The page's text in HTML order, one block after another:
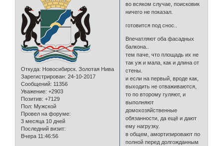
Откуда: Новосибирск. Золотая Нива
Зарегистрирован: 24-10-2017
Сообщений: 11356
Уважение: +2903
Позитив: +7129
Пол: Мужской
Провел на форуме:
3 месяца 10 дней
Последний визит:
Вчера 11:46:56
во всяком случае, поисковик
ничего не показал.
готовится под снос..
Впечатляют оба фасадных
балкона..
тем паче, что площадь их не
так уж и мала, как и длина от
стены.
и если на первый, вроде как,
выходить не отваживаются,
то по второму гуляют, и
выполняют
домохозяйственные
обязанности, да ещё и дают
ему нагрузку.
в общем, амортизировают по
полной перед долгожданным